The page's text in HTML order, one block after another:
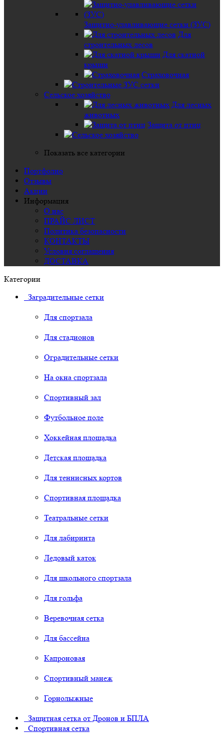
Защитно-улавливающие сетки (ЗУС)
Для
строительных лесов
Для скатной
крыши
Страховочная
Сельское хозяйство
Для лесных
животных
Защита от птиц
Показать все категории
Портфолио
Отзывы
Акции
Информация
О нас
ПРАЙС ЛИСТ
Политика безопасности
КОНТАКТЫ
Условия соглашения
ДОСТАВКА
Категории
Заградительные сетки
Для спортзала
Для стадионов
Оградительные сетки
На окна спортзала
Спортивный зал
Футбольное поле
Хоккейная площадка
Детская площадка
Для теннисных кортов
Спортивная площадка
Театральные сетки
Для лабиринта
Ледовый каток
Для школьного спортзала
Для гольфа
Веревочная сетка
Для бассейна
Капроновая
Спортивный манеж
Горнолыжные
Защитная сетка от Дронов и БПЛА
Спортивная сетка